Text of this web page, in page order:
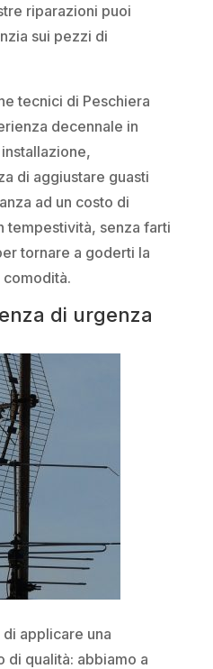
riparazioni puoi
sui pezzi di
tecnici di Peschiera
decennale in
di aggiustare guasti
ad un costo di
tempestività, senza farti
tornare a goderti la
comodità.
di urgenza
applicare una
qualità: abbiamo a